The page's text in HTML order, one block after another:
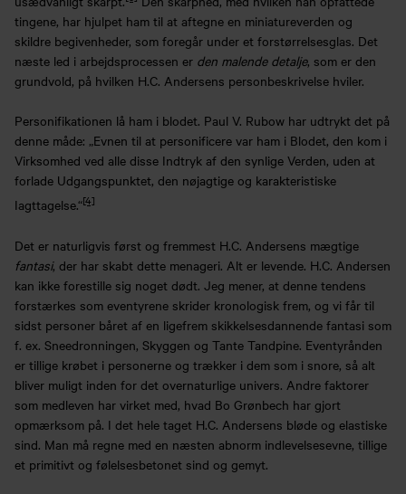
tingene, har hjulpet ham til at aftegne en miniatureverden og
skildre begivenheder, som foregår under et forstørrelsesglas. Det
næste led i arbejdsprocessen er den malende detalje, som er den
grundvold, på hvilken H.C. Andersens personbeskrivelse hviler.
Personifikationen lå ham i blodet. Paul V. Rubow har udtrykt det på
denne måde: „Evnen til at personificere var ham i Blodet, den kom i
Virksomhed ved alle disse Indtryk af den synlige Verden, uden at
forlade Udgangspunktet, den nøjagtige og karakteristiske
Iagttagelse.“[4]
Det er naturligvis først og fremmest H.C. Andersens mægtige
fantasi, der har skabt dette menageri. Alt er levende. H.C. Andersen
kan ikke forestille sig noget dødt. Jeg mener, at denne tendens
forstærkes som eventyrene skrider kronologisk frem, og vi får til
sidst personer båret af en ligefrem skikkelsesdannende fantasi som
f. ex. Sneedronningen, Skyggen og Tante Tandpine. Eventyrånden
er tillige krøbet i personerne og trækker i dem som i snore, så alt
bliver muligt inden for det overnaturlige univers. Andre faktorer
som medleven har virket med, hvad Bo Grønbech har gjort
opmærksom på. I det hele taget H.C. Andersens bløde og elastiske
sind. Man må regne med en næsten abnorm indlevelsesevne, tillige
et primitivt og følelsesbetonet sind og gemyt.